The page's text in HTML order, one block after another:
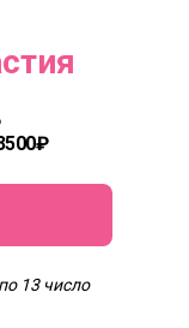
13 число